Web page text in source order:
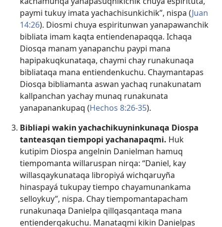
paymi tukuy imata yachachisunkichik”, nispa (Juan
14:26). Diosmi chuya espiritunwan yanapawanchik
bibliata imam kaqta entiendenapaqqa. Ichaqa
Diosqa manam yanapanchu paypi mana
hapipakuqkunataqa, chaymi chay runakunaqa
bibliataqa mana entiendenkuchu. Chaymantapas
Diosqa bibliamanta aswan yachaq runakunatam
kallpanchan yachay munaq runakunata
yanapanankupaq (Hechos 8:26-35).
Bibliapi wakin yachachikuyninkunaqa Diospa
tanteasqan tiempopi yachanapaqmi. Huk
kutipim Diospa angelnin Danielman hamuq
tiempomanta willaruspan nirqa: “Daniel, kay
willasqaykunataqa libropiyá wichqaruyña
hinaspayá tukupay tiempo chayamunankama
selloykuy”, nispa. Chay tiempomantapacham
runakunaqa Danielpa qillqasqantaqa mana
entienderqakuchu. Manataqmi kikin Danielpas